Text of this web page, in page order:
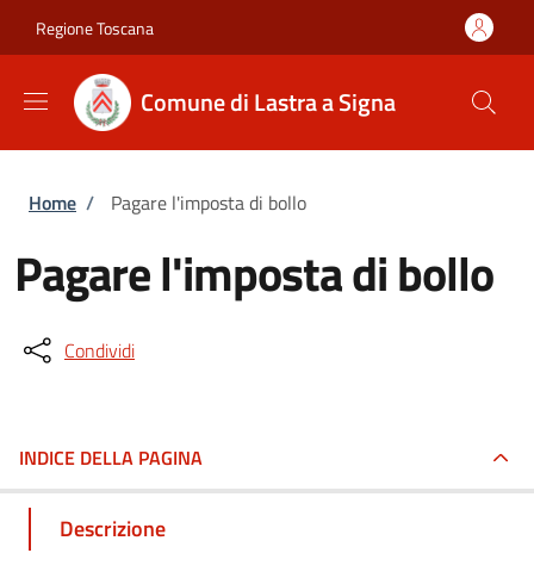
Regione Toscana
Comune di Lastra a Signa
Briciole di pane
Home / Pagare l'imposta di bollo
Pagare l'imposta di bollo
Condividi
INDICE DELLA PAGINA
Descrizione